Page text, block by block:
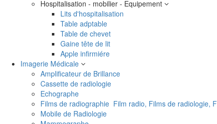
Hospitalisation - mobilier - Equipement
Lits d'hospitalisation
Table adptable
Table de chevet
Gaine tête de lit
Apple infirmiére
Imagerie Médicale
Amplificateur de Brillance
Cassette de radiologie
Echographe
Films de radiographie Film radio, Films de radiologie,
Mobile de Radiologie